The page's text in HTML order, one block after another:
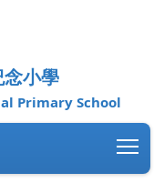
學
School